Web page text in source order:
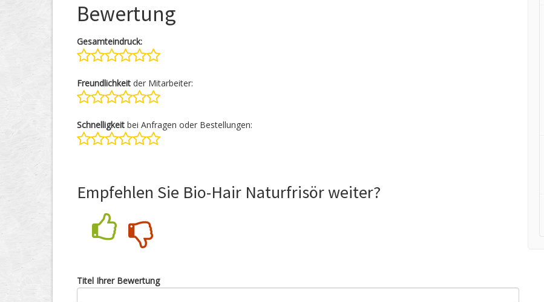
Bewertung
Gesamteindruck:
Freundlichkeit der Mitarbeiter:
Schnelligkeit bei Anfragen oder Bestellungen:
Empfehlen Sie Bio-Hair Naturfrisör weiter?
Titel Ihrer Bewertung